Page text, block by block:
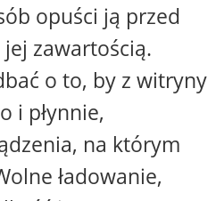
opuści ją przed
zawartością.
o to, by z witryny
i płynnie,
na którym
ładowanie,